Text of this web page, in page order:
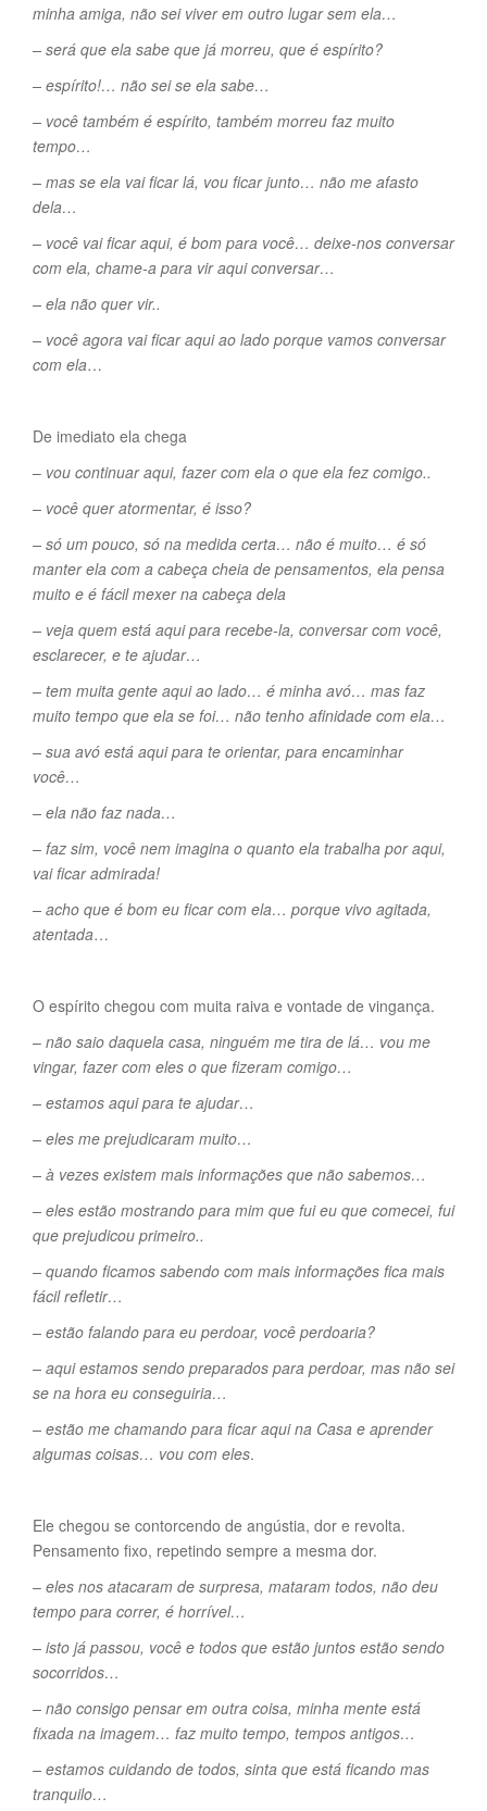
minha amiga, não sei viver em outro lugar sem ela…
– será que ela sabe que já morreu, que é espírito?
– espírito!… não sei se ela sabe…
– você também é espírito, também morreu faz muito
tempo…
– mas se ela vai ficar lá, vou ficar junto… não me afasto
dela…
– você vai ficar aqui, é bom para você… deixe-nos conversar
com ela, chame-a para vir aqui conversar…
– ela não quer vir..
– você agora vai ficar aqui ao lado porque vamos conversar
com ela…
De imediato ela chega
– vou continuar aqui, fazer com ela o que ela fez comigo..
– você quer atormentar, é isso?
– só um pouco, só na medida certa… não é muito… é só
manter ela com a cabeça cheia de pensamentos, ela pensa
muito e é fácil mexer na cabeça dela
– veja quem está aqui para recebe-la, conversar com você,
esclarecer, e te ajudar…
– tem muita gente aqui ao lado… é minha avó… mas faz
muito tempo que ela se foi… não tenho afinidade com ela…
– sua avó está aqui para te orientar, para encaminhar
você…
– ela não faz nada…
– faz sim, você nem imagina o quanto ela trabalha por aqui,
vai ficar admirada!
– acho que é bom eu ficar com ela… porque vivo agitada,
atentada…
O espírito chegou com muita raiva e vontade de vingança.
– não saio daquela casa, ninguém me tira de lá… vou me
vingar, fazer com eles o que fizeram comigo…
– estamos aqui para te ajudar…
– eles me prejudicaram muito…
– à vezes existem mais informações que não sabemos…
– eles estão mostrando para mim que fui eu que comecei, fui
que prejudicou primeiro..
– quando ficamos sabendo com mais informações fica mais
fácil refletir…
– estão falando para eu perdoar, você perdoaria?
– aqui estamos sendo preparados para perdoar, mas não sei
se na hora eu conseguiria…
– estão me chamando para ficar aqui na Casa e aprender
algumas coisas… vou com eles.
Ele chegou se contorcendo de angústia, dor e revolta.
Pensamento fixo, repetindo sempre a mesma dor.
– eles nos atacaram de surpresa, mataram todos, não deu
tempo para correr, é horrível…
– isto já passou, você e todos que estão juntos estão sendo
socorridos…
– não consigo pensar em outra coisa, minha mente está
fixada na imagem… faz muito tempo, tempos antigos…
– estamos cuidando de todos, sinta que está ficando mas
tranquilo…